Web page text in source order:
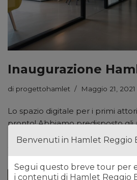
Inaugurazione
di progettohamlet Maggio 21, 2021
Lo spazio digitale per i primi
pronto! Abbiamo predisposto gli
lavoreremo insieme per rendere
Benvenuti in Hamlet Reggio
Segui questo breve tour per
i contenuti di Hamlet Reggio